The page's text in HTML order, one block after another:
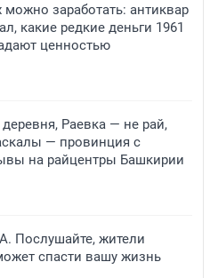
можно заработать: антиквар
какие редкие деньги 1961
ценностью
Раевка — не рай,
— провинция с
на райцентры Башкирии
Послушайте, жители
спасти вашу жизнь